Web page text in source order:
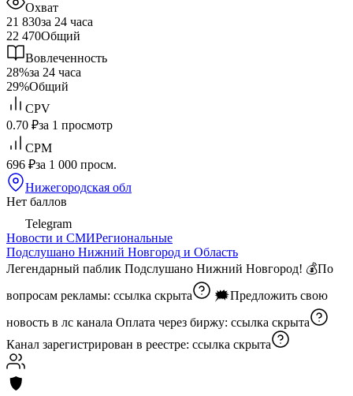
Охват
21 830за 24 часа
22 470Общий
Вовлеченность
28%за 24 часа
29%Общий
CPV
0.70 ₽за 1 просмотр
CPM
696 ₽за 1 000 просм.
Нижегородская обл
Нет баллов
Telegram
Новости и СМИРегиональные
Подслушано Нижний Новгород и Область
Легендарный паблик Подслушано Нижний Новгород! 💰По
вопросам рекламы: ссылка скрыта
🗯Предложить свою
новость в лс канала Оплата через биржу: ссылка скрыта
Канал зарегистрирован в реестре: ссылка скрыта